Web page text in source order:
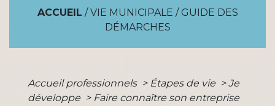
ACCUEIL / VIE MUNICIPALE / GUIDE DES
DÉMARCHES
Accueil professionnels > Étapes de vie > Je
développe > Faire connaître son entreprise